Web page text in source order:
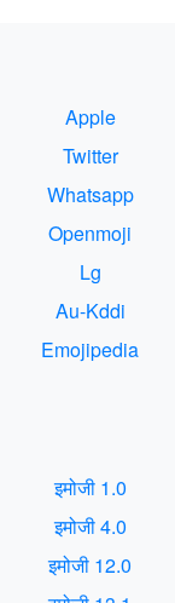
Apple
Twitter
Whatsapp
Openmoji
Lg
Au-Kddi
Emojipedia
इमोजी 1.0
इमोजी 4.0
इमोजी 12.0